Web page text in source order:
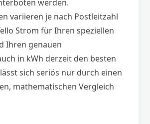
werden.
variieren je nach Postleitzahl
Strom für Ihren speziellen
Ihren genauen
in kWh derzeit den besten
sich seriös nur durch einen
mathematischen Vergleich